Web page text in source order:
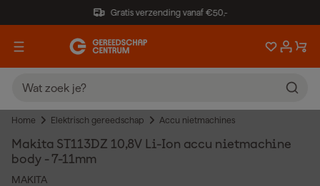
Gratis verzending vanaf €50,-
Home Elektrisch gereedschap Accu nietmachines
Makita ST113DZ 10,8V Li-Ion accu nietmachine
body - 7-11mm
MAKITA